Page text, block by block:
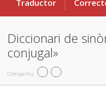
Traductor
Diccionari de
conjugal»
Compartiu